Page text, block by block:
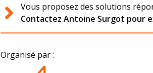
Vous proposez des solutions
Contactez Antoine Surgot pour
Organisé par :